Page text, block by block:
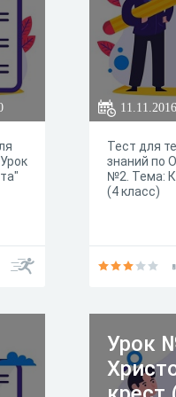
11.11.2016
Тест для
знаний по
№2. Тема:
(4 класс)
Урок